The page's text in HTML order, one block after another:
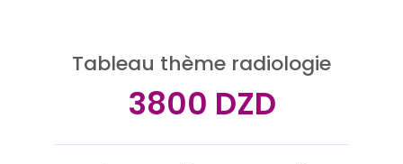
Tableau thème radiologie
3800 DZD